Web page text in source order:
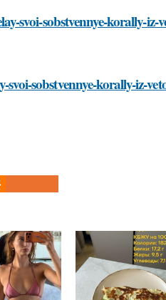
svoi-sobstvennye-korally-iz-
sobstvennye-korally-iz-